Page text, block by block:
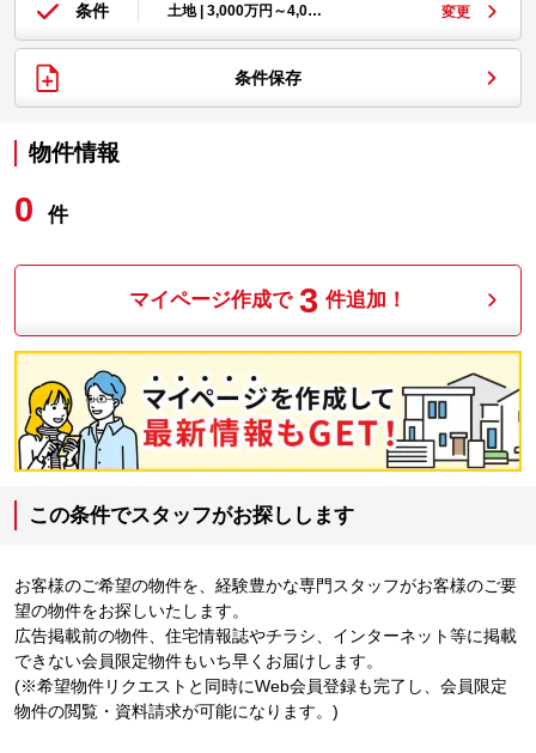
条件 土地 | 3,000万円～4,0… 変更
条件保存
物件情報
0 件
マイページ作成で 3 件追加！
この条件でスタッフがお探しします
お客様のご希望の物件を、経験豊かな専門スタッフがお客様のご要
望の物件をお探しいたします。
広告掲載前の物件、住宅情報誌やチラシ、インターネット等に掲載
できない会員限定物件もいち早くお届けします。
(※希望物件リクエストと同時にWeb会員登録も完了し、会員限定
物件の閲覧・資料請求が可能になります。)